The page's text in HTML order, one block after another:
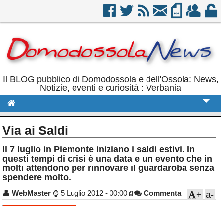
Il BLOG pubblico di Domodossola e dell'Ossola: News,
Notizie, eventi e curiosità : Verbania
Politica
Sport
Eventi
Rubriche
Via ai Saldi
Il 7 luglio in Piemonte iniziano i saldi estivi. In
questi tempi di crisi è una data e un evento che in
molti attendono per rinnovare il guardaroba senza
spendere molto.
👤 WebMaster ⌚ 5 Luglio 2012 - 00:00 Commenta a-
+